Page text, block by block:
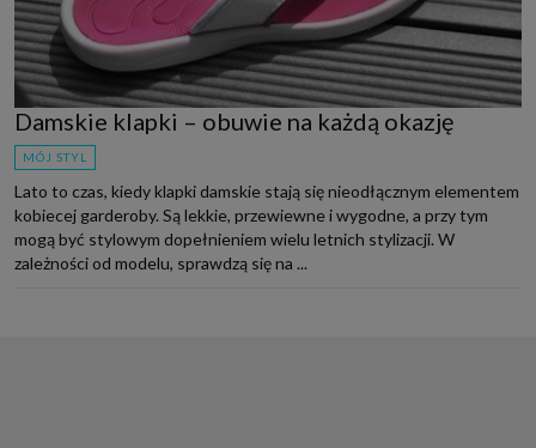
Damskie klapki – obuwie na każdą okazję
MÓJ STYL
Lato to czas, kiedy klapki damskie stają się nieodłącznym elementem
kobiecej garderoby. Są lekkie, przewiewne i wygodne, a przy tym
mogą być stylowym dopełnieniem wielu letnich stylizacji. W
zależności od modelu, sprawdzą się na ...